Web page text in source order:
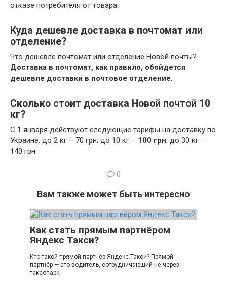
отказе потребителя от товара.
Куда дешевле доставка в почтомат или
отделение?
Что дешевле почтомат или отделение Новой почты?
Доставка в почтомат, как правило, обойдется
дешевле доставки в почтовое отделение.
Сколько стоит доставка Новой почтой 10
кг?
С 1 января действуют следующие тарифы на доставку по
Украине: до 2 кг – 70 грн; до 10 кг – 100 грн; до 30 кг –
140 грн.
0
Вам также может быть интересно
Как стать прямым партнёром
Яндекс Такси?
Кто такой прямой партнёр Яндекс.Такси? Прямой
партнёр — это водитель, сотрудничающий не через
таксопарк,